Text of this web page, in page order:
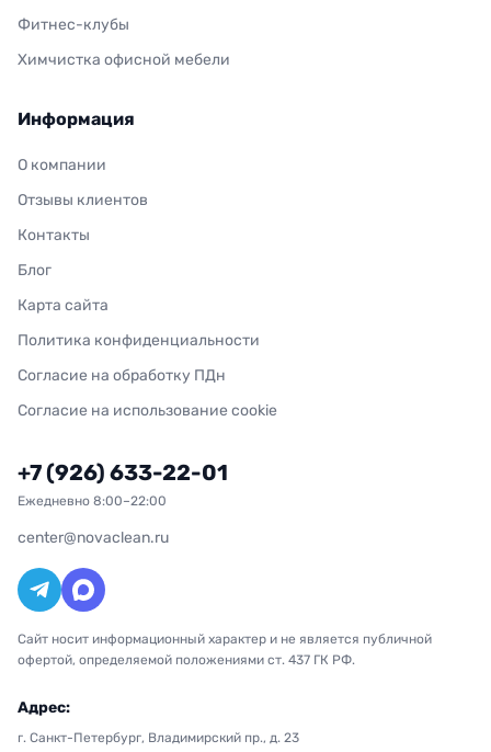
Фитнес-клубы
Химчистка офисной мебели
Информация
О компании
Отзывы клиентов
Контакты
Блог
Карта сайта
Политика конфиденциальности
Согласие на обработку ПДн
Согласие на использование cookie
+7 (926) 633-22-01
Ежедневно 8:00–22:00
center@novaclean.ru
Сайт носит информационный характер и не является публичной
офертой, определяемой положениями ст. 437 ГК РФ.
Адрес:
г. Санкт-Петербург, Владимирский пр., д. 23